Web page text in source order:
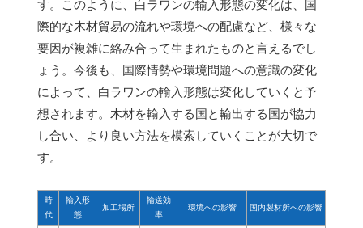
す。このように、白ラワンの輸入形態の変化は、国
際的な木材貿易の流れや環境への配慮など、様々な
要因が複雑に絡み合って生まれたものと言えるでし
ょう。今後も、国際情勢や環境問題への意識の変化
によって、白ラワンの輸入形態は変化していくと予
想されます。木材を輸入する国と輸出する国が協力
し合い、より良い方法を模索していくことが大切で
す。
時
代
輸入形
態
加工場所
輸送効
率
環境への影響 国内製材所への影響